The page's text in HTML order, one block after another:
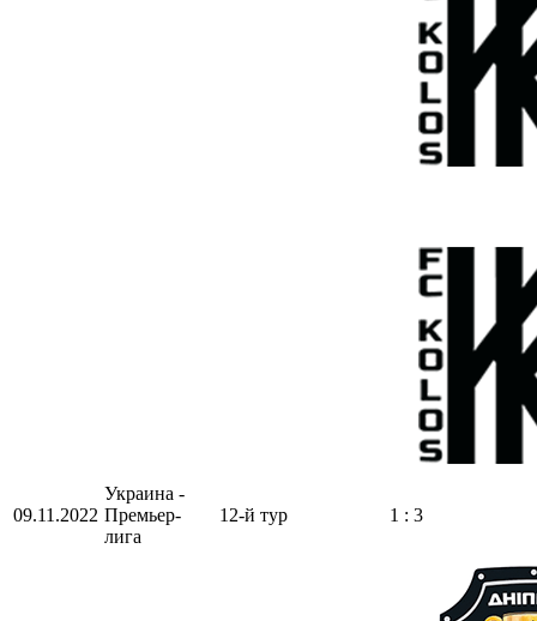
09.11.2022
Украина -
Премьер-
лига
12-й тур 1 : 3